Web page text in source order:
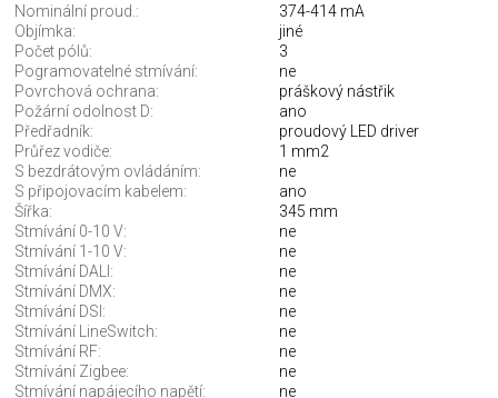
Nominální proud.:
374-414 mA
Objímka:
jiné
Počet pólů:
3
Pogramovatelné stmívání:
ne
Povrchová ochrana:
práškový nástřik
Požární odolnost D:
ano
Předřadník:
proudový LED driver
Průřez vodiče:
1 mm2
S bezdrátovým ovládáním:
ne
S připojovacím kabelem:
ano
Šířka:
345 mm
Stmívání 0-10 V:
ne
Stmívání 1-10 V:
ne
Stmívání DALI:
ne
Stmívání DMX:
ne
Stmívání DSI:
ne
Stmívání LineSwitch:
ne
Stmívání RF:
ne
Stmívání Zigbee:
ne
Stmívání napájecího napětí:
ne